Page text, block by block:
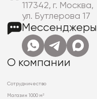
117342, г. Москва,
ул. Бутлерова 17
Мессенджеры
О компании
Сотрудничество
Магазин 1000 м²